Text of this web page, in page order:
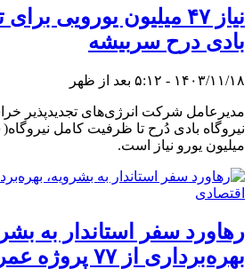
نیاز ۴۷ میلیون یورویی
بادی درح سربیشه
۱۴۰۳/۱۱/۱۸ - ۵:۱۲ بعد از ظهر
مدیرعامل شرکت انرژی‌های تجدیدپذیر
میلیون یورو نیاز است.
رهاورد سفر استاندار به
بهره‌برداری از ۷۷ پروژه عمرانی اقتصادی